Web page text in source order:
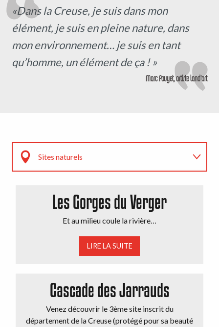
«Dans la Creuse, je suis dans mon
élément, je suis en pleine nature, dans
mon environnement… je suis en tant
qu’homme, un élément de ça ! »
Marc Pouyet, artiste land'art
Sites naturels
Hébergements insolites
Les Gorges du Verger
Et au milieu coule la rivière…
LIRE LA SUITE
Cascade des Jarrauds
Venez découvrir le 3ème site inscrit du
département de la Creuse (protégé pour sa beauté